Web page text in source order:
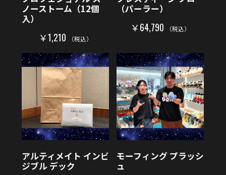
ノーストーム（12個
入）
￥1,210 （税込）
（パーラー）
￥64,790 （税込）
アルティメイト インビ
ジブル デック
モーフィング プラッシ
ュ